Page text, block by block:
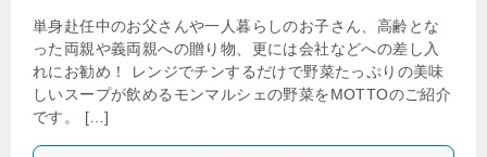
単身赴任中のお父さんや一人暮らしのお子さん、高齢とな
った両親や義両親への贈り物、更には会社などへの差し入
れにお勧め！ レンジでチンするだけで野菜たっぷりの美味
しいスープが飲めるモンマルシェの野菜をMOTTOのご紹介
です。 […]